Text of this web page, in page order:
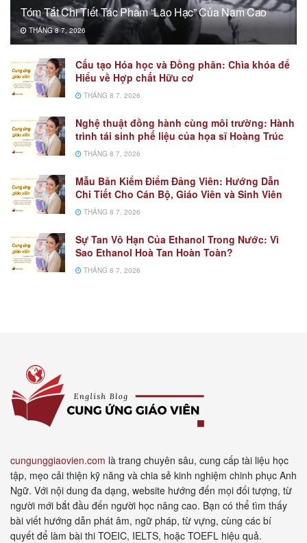
Tóm Tắt Chi Tiết Tác Phẩm “Lão Hạc” Của Nam Cao
THÁNG 8 7, 2026
Cấu tạo Hóa học và Đồng phân: Chìa khóa để
Hiểu về Hợp chất Hữu cơ
THÁNG 8 7, 2026
Nghệ thuật đồng hành cùng môi trường: Hành
trình tái sinh phế liệu của họa sĩ Hoàng Trúc
THÁNG 8 7, 2026
Mẫu Bản Kiểm Điểm Đảng Viên: Hướng Dẫn
Chi Tiết Cho Cán Bộ, Giáo Viên và Sinh Viên
THÁNG 8 7, 2026
Sự Tan Vô Hạn Của Ethanol Trong Nước: Vì
Sao Ethanol Hoà Tan Hoàn Toàn?
THÁNG 8 7, 2026
cungunggiaovien.com là trang chuyên sâu, cung cấp tài liệu học
tập, mẹo cải thiện kỹ năng và chia sẻ kinh nghiệm chinh phục Anh
Ngữ. Với nội dung đa dạng, website hướng đến mọi đối tượng, từ
người mới bắt đầu đến người học nâng cao. Bạn có thể tìm thấy
bài viết hướng dẫn phát âm, ngữ pháp, từ vựng, cùng các bí
quyết để làm bài thi TOEIC, IELTS, hoặc TOEFL hiệu quả.